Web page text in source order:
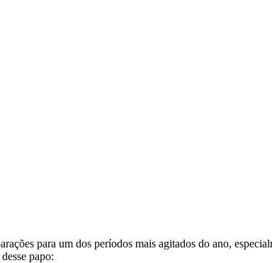
para um dos períodos mais agitados do ano,
papo: